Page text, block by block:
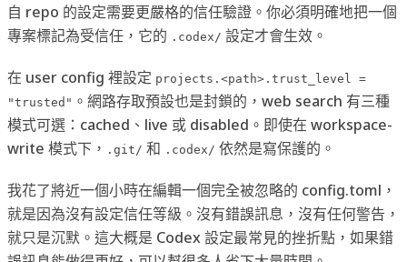
自 repo 的設定需要更嚴格的信任驗證。你必須明確地把一個
專案標記為受信任，它的 .codex/ 設定才會生效。
在 user config 裡設定 projects.<path>.trust_level =
"trusted" 。網路存取預設也是封鎖的，web search 有三種
模式可選：cached、live 或 disabled。即使在 workspace-
write 模式下， .git/ 和 .codex/ 依然是寫保護的。
我花了將近一個小時在編輯一個完全被忽略的 config.toml，
就是因為沒有設定信任等級。沒有錯誤訊息，沒有任何警告，
就只是沉默。這大概是 Codex 設定最常見的挫折點，如果錯